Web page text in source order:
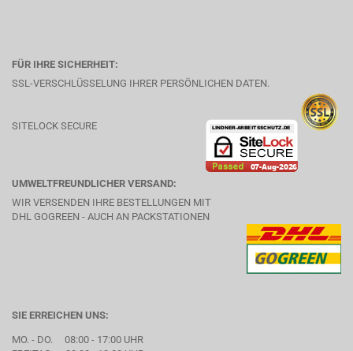
FÜR IHRE SICHERHEIT:
SSL-VERSCHLÜSSELUNG IHRER PERSÖNLICHEN DATEN.
SITELOCK SECURE
UMWELTFREUNDLICHER VERSAND:
WIR VERSENDEN IHRE BESTELLUNGEN MIT
DHL GOGREEN - AUCH AN PACKSTATIONEN
SIE ERREICHEN UNS:
MO. - DO. 08:00 - 17:00 UHR